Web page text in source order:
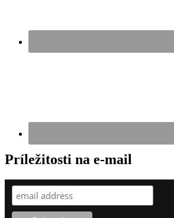
Príležitosti na e-mail